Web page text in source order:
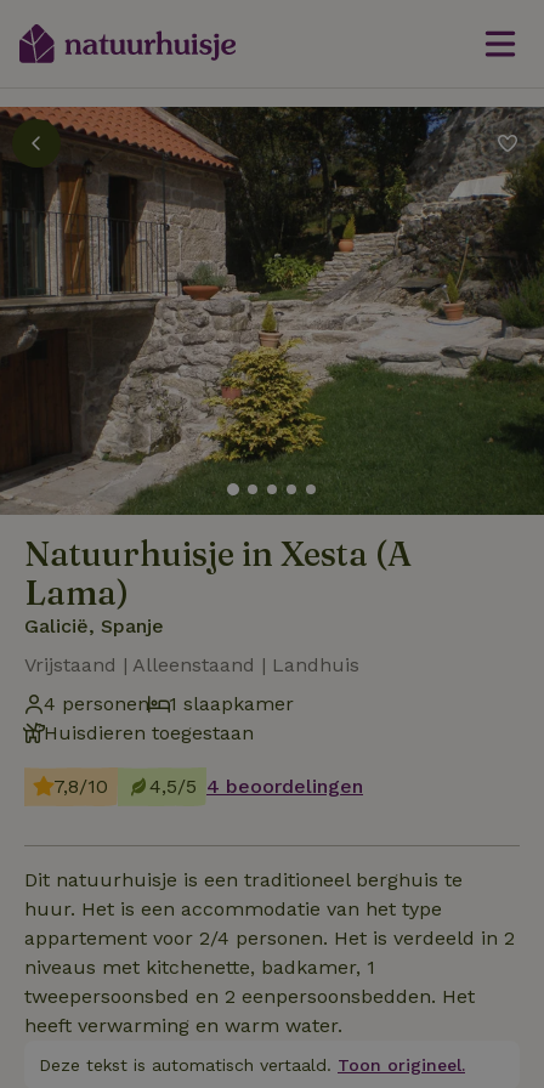
Natuurhuisje in Xesta (A
Lama)
Galicië, Spanje
Vrijstaand | Alleenstaand | Landhuis
4 personen
1 slaapkamer
Huisdieren toegestaan
7,8/10 4,5/5 4 beoordelingen
Dit natuurhuisje is een traditioneel berghuis te
huur. Het is een accommodatie van het type
appartement voor 2/4 personen. Het is verdeeld in 2
niveaus met kitchenette, badkamer, 1
tweepersoonsbed en 2 eenpersoonsbedden. Het
heeft verwarming en warm water.
Deze tekst is automatisch vertaald. Toon origineel.